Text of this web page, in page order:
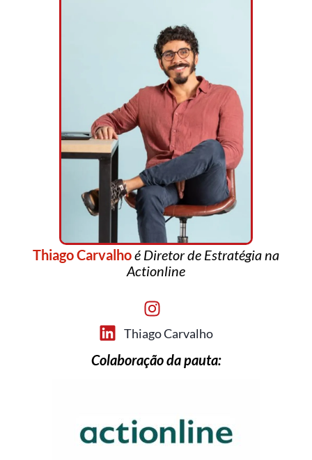
Thiago Carvalhoé Diretor de Estratégia na
Actionline
Thiago Carvalho
Colaboração da pauta: